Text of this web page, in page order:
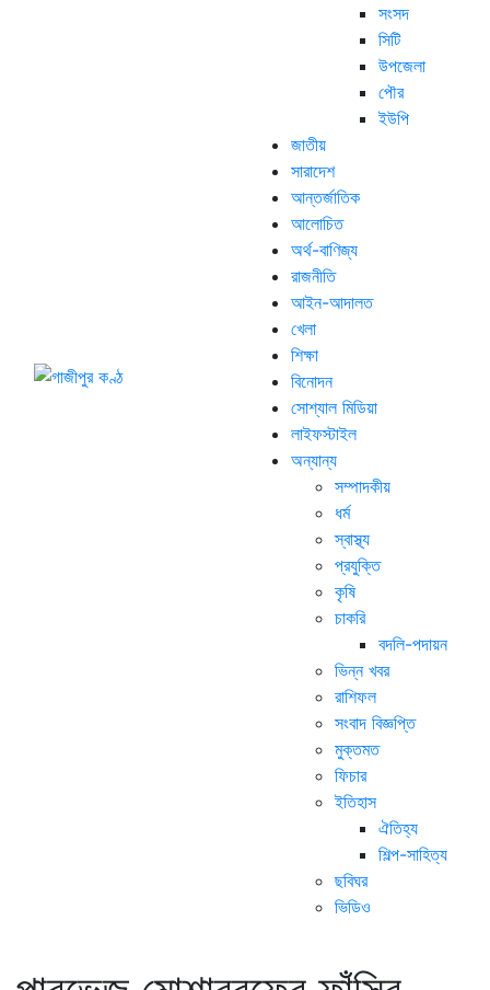
সংসদ
সিটি
উপজেলা
পৌর
ইউপি
জাতীয়
সারাদেশ
আন্তর্জাতিক
আলোচিত
অর্থ-বাণিজ্য
রাজনীতি
আইন-আদালত
খেলা
শিক্ষা
বিনোদন
সোশ্যাল মিডিয়া
লাইফস্টাইল
অন্যান্য
সম্পাদকীয়
ধর্ম
স্বাস্থ্য
প্রযুক্তি
কৃষি
চাকরি
বদলি-পদায়ন
ভিন্ন খবর
রাশিফল
সংবাদ বিজ্ঞপ্তি
মুক্তমত
ফিচার
ইতিহাস
ঐতিহ্য
শিল্প-সাহিত্য
ছবিঘর
ভিডিও